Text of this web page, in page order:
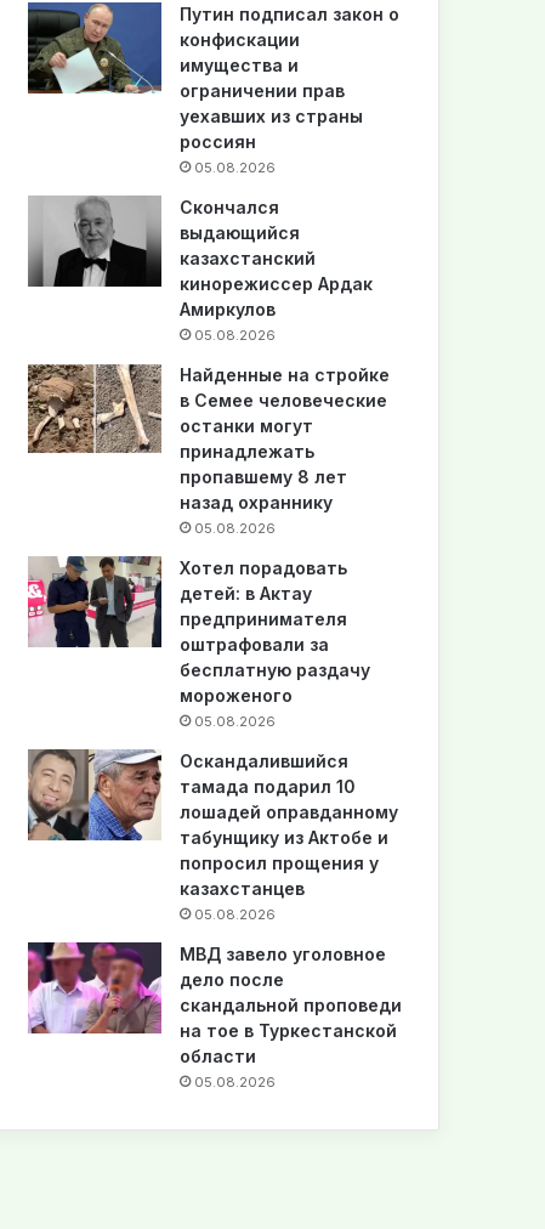
Путин подписал закон о
конфискации
имущества и
ограничении прав
уехавших из страны
россиян
05.08.2026
Скончался
выдающийся
казахстанский
кинорежиссер Ардак
Амиркулов
05.08.2026
Найденные на стройке
в Семее человеческие
останки могут
принадлежать
пропавшему 8 лет
назад охраннику
05.08.2026
Хотел порадовать
детей: в Актау
предпринимателя
оштрафовали за
бесплатную раздачу
мороженого
05.08.2026
Оскандалившийся
тамада подарил 10
лошадей оправданному
табунщику из Актобе и
попросил прощения у
казахстанцев
05.08.2026
МВД завело уголовное
дело после
скандальной проповеди
на тое в Туркестанской
области
05.08.2026